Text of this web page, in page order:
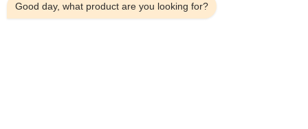
Good day, what product are you looking for?